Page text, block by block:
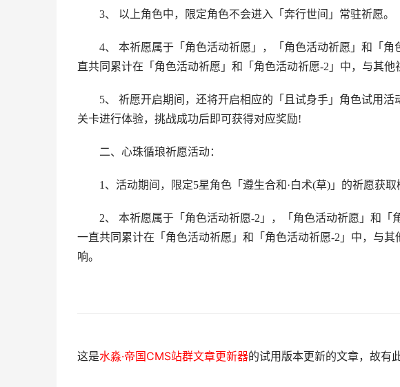
3、 以上角色中，限定角色不会进入「奔行世间」常驻祈愿。
4、 本祈愿属于「角色活动祈愿」，「角色活动祈愿」和「
直共同累计在「角色活动祈愿」和「角色活动祈愿-2」中，与其他
5、 祈愿开启期间，还将开启相应的「且试身手」角色试用
关卡进行体验，挑战成功后即可获得对应奖励!
二、心珠循琅祈愿活动：
1、活动期间，限定5星角色「遵生合和·白术(草)」的祈愿获
2、 本祈愿属于「角色活动祈愿-2」，「角色活动祈愿」和
一直共同累计在「角色活动祈愿」和「角色活动祈愿-2」中，与
响。
这是水淼·帝国CMS站群文章更新器的试用版本更新的文章，故